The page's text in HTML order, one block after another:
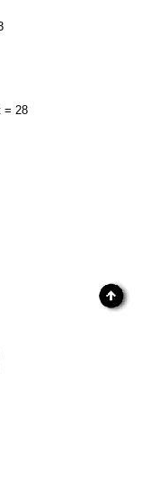
= 28